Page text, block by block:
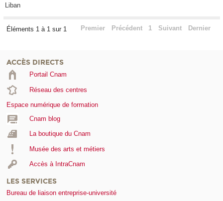
Liban
Éléments 1 à 1 sur 1 Premier Précédent 1 Suivant Dernier
ACCÈS DIRECTS
Portail Cnam
Réseau des centres
Espace numérique de formation
Cnam blog
La boutique du Cnam
Musée des arts et métiers
Accès à IntraCnam
LES SERVICES
Bureau de liaison entreprise-université